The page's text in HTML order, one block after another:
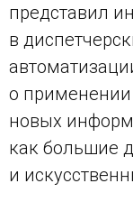
представил
в
о
новых
как большие
и